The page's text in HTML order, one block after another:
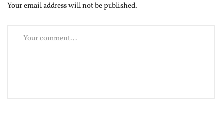
Your email address will not be published.